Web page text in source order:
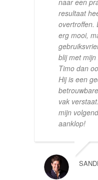
resultaat
overtroffen.
erg mooi,
blij met
Timo dan
Hij is een
vak
mijn
aanklop!